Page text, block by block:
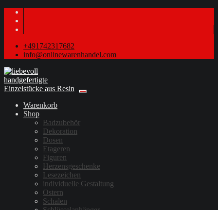
+491742317682
info@onlinewarenhandel.com
Warenkorb
Shop
Badzubehör
Dekoration
Dosen
Etageren
Figuren
Herzensgeschenke
Lesezeichen
individuelle Gestaltung
Ostern
Schalen